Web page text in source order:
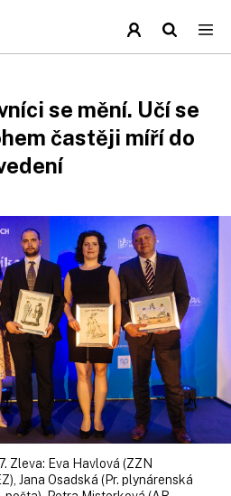
se mění. Učí se
častěji míří do
Zleva: Eva Havlová (ZZN
Jana Osadská (Pr. plynárenská